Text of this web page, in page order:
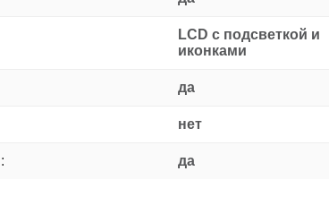
LCD с подсветкой и
иконками
да
нет
да